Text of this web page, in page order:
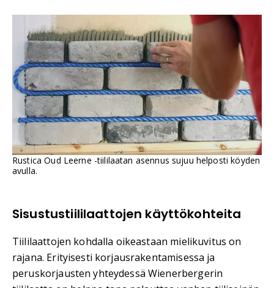
Rustica Oud Leerne -tiililaatan asennus sujuu helposti köyden
avulla.
Sisustustiililaattojen käyttökohteita
Tiililaattojen kohdalla oikeastaan mielikuvitus on
rajana. Erityisesti korjausrakentamisessa ja
peruskorjausten yhteydessä Wienerbergerin